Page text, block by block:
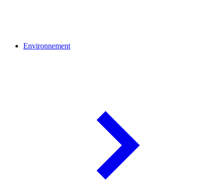
Environnement